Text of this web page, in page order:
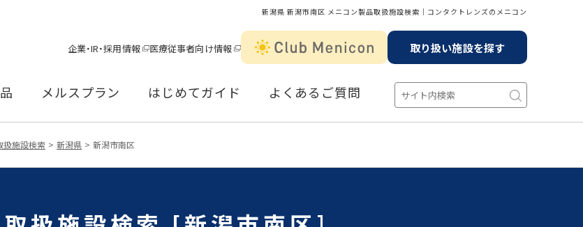
新潟県 新潟市南区 メニコン製品取扱施設検索│コンタクトレンズのメニコン
企業・IR・採用情報 医療従事者向け情報 取り扱い施設を探す
メルスプラン はじめてガイド よくあるご質問
扱施設検索 新潟県 新潟市南区